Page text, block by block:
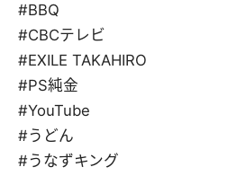
#BBQ
#CBCテレビ
#EXILE TAKAHIRO
#PS純金
#YouTube
#うどん
#うなずキング